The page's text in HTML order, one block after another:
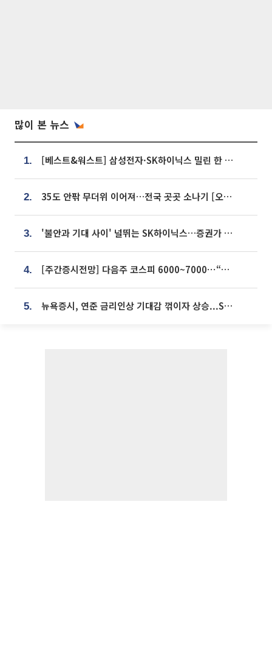
많이 본 뉴스
1. [베스트&워스트] 삼성전자·SK하이닉스 밀린 한 주…상상인증권은 85% 급등
2. 35도 안팎 무더위 이어져…전국 곳곳 소나기 [오늘 날씨]
3. '불안과 기대 사이' 널뛰는 SK하이닉스…증권가 "HBM4·LTA 기반 펀터멘털 견고"
4. [주간증시전망] 다음주 코스피 6000~7000⋯“外人 수급은 정책이 변수”
5. 뉴욕증시, 연준 금리인상 기대감 꺾이자 상승...S&P500 사상 최고치 [종합]